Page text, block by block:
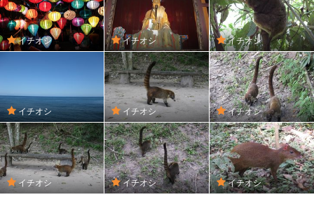
イチオシ イチオシ イチオシ
イチオシ イチオシ イチオシ
イチオシ イチオシ イチオシ